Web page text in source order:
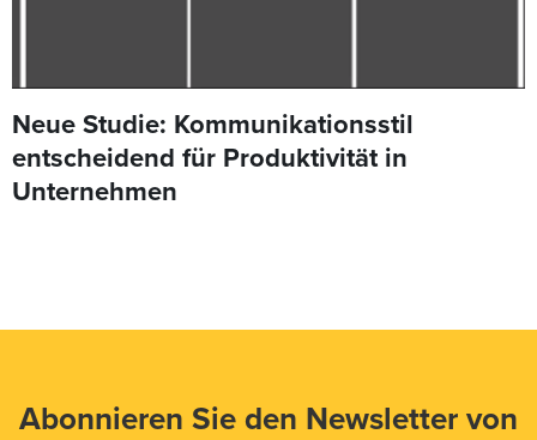
Neue Studie: Kommunikationsstil
entscheidend für Produktivität in
Unternehmen
Abonnieren Sie den Newsletter von